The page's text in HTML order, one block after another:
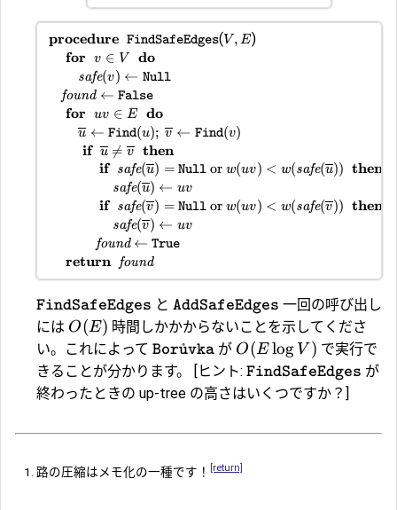
procedure FindSafeEdges( V , E)
for
v ∈ V do
safe(v) ← Null
found ← False
for uv ∈ E do
u ← Find(u); v ← Find(v)
if u 
= v
then
if
safe(u) = Null orw(uv) < w(safe(u)) then
safe(u) ← uv
if safe(v) = Null orw(uv) < w(safe(v)) then
safe(v) ← uv
found ← True
return found
FindSafeEdges と AddSafeEdges 一回の呼び出し
には O(E) 時間しかかからないことを示してくださ
い。これによって Boru
˚vka が O(E log V ) で実行で
きることが分かります。 [ヒント: FindSafeEdges が
終わったときの up-tree の高さはいくつですか？]
路の圧縮はメモ化の一種です！ [return]